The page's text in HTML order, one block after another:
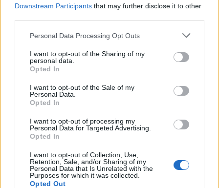
Downstream Participants that may further disclose it to other
Personal Data Processing Opt Outs
I want to opt-out of the Sharing of my
personal data.
Opted In
I want to opt-out of the Sale of my
Personal Data.
Opted In
I want to opt-out of processing my
Personal Data for Targeted Advertising.
Opted In
I want to opt-out of Collection, Use,
Retention, Sale, and/or Sharing of my
Personal Data that Is Unrelated with the
Purposes for which it was collected.
Opted Out
ΤΕΛΕΥΤΑΙΕΣ ΕΙΔΗΣΕΙΣ